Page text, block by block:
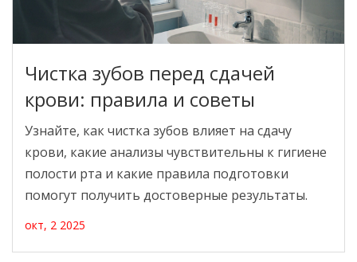
Чистка зубов перед сдачей
крови: правила и советы
Узнайте, как чистка зубов влияет на сдачу
крови, какие анализы чувствительны к гигиене
полости рта и какие правила подготовки
помогут получить достоверные результаты.
окт, 2 2025